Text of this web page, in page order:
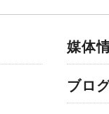
媒体
ブロ